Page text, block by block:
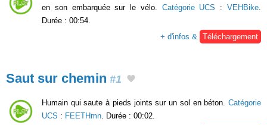
en son embarquée sur le vélo. Catégorie UCS :VEHBike.
Durée : 00:54.
+ d'infos & Téléchargement
Saut sur chemin #1
Humain qui saute à pieds joints sur un sol en béton. Catégorie
UCS : FEETHmn . Durée : 00:02.